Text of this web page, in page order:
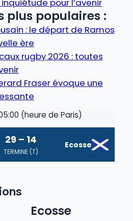
pour l’avenir
plus populaires :
: le départ de Ramos
ère
rugby 2026 : toutes
Fraser évoque une
(heure de Paris)
29 – 14
TERMINE (T)
Ecosse
Ecosse